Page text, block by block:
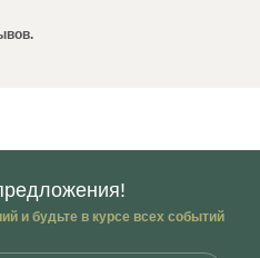
и будьте в курсе всех событий